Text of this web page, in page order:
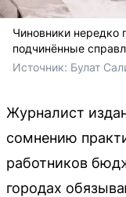
Чиновники нередко
подчинённые
Источник: Булат
Журналист
сомнению
работников
городах